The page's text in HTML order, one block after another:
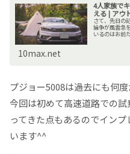
4人家族で
える | アウ
さて、先日の
論争が風雲急
いるのはお前
10max.net
プジョー5008は過去にも何
今回は初めて高速道路での
ってきた点もあるのでイン
います^^